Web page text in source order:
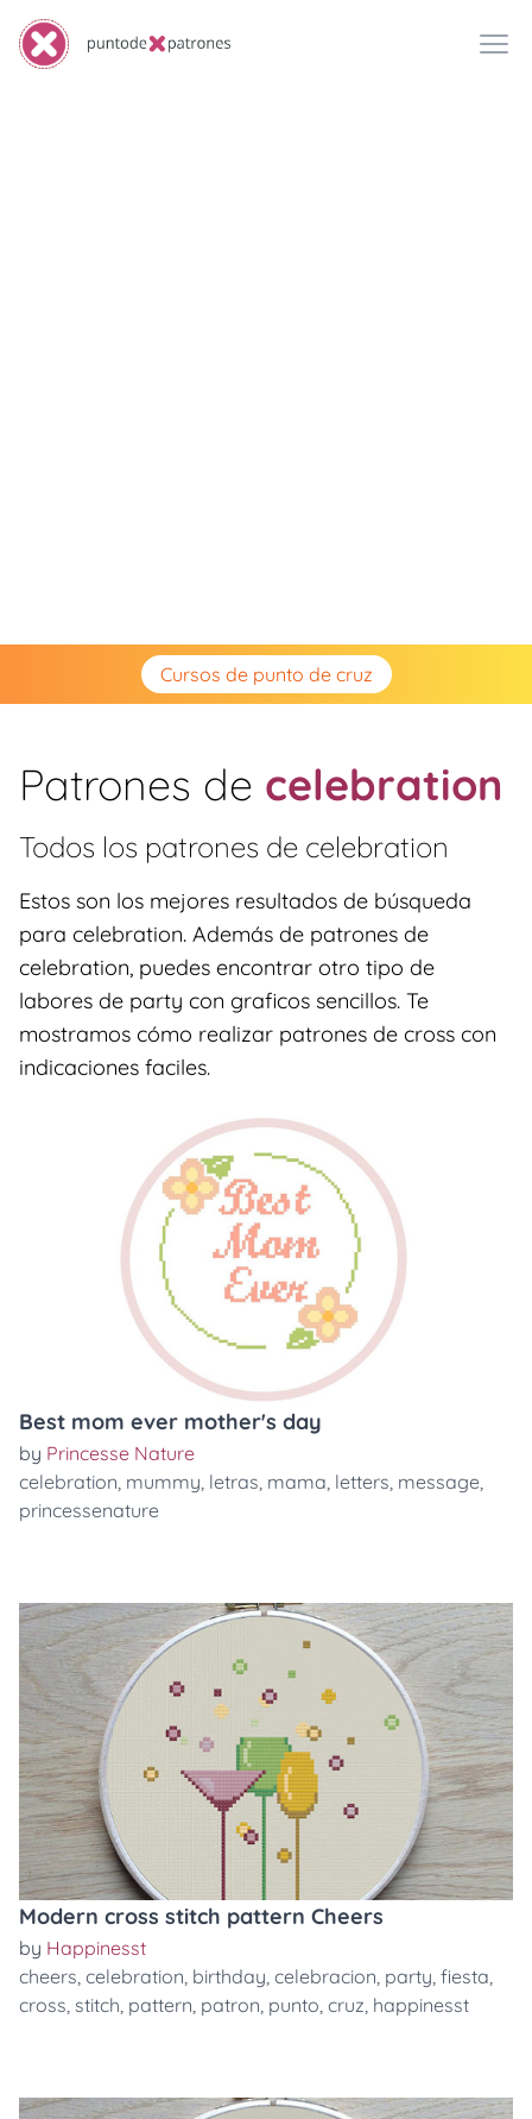
Cursos de punto de cruz
Patrones de celebration
Todos los patrones de celebration
Estos son los mejores resultados de búsqueda
para celebration. Además de patrones de
celebration, puedes encontrar otro tipo de
labores de party con graficos sencillos. Te
mostramos cómo realizar patrones de cross con
indicaciones faciles.
Best mom ever mother's day
by Princesse Nature
celebration, mummy, letras, mama, letters, message,
princessenature
Modern cross stitch pattern Cheers
by Happinesst
cheers, celebration, birthday, celebracion, party, fiesta,
cross, stitch, pattern, patron, punto, cruz, happinesst